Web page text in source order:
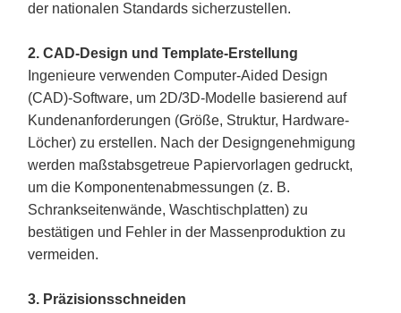
der nationalen Standards sicherzustellen.
2. CAD-Design und Template-Erstellung
Ingenieure verwenden Computer-Aided Design
(CAD)-Software, um 2D/3D-Modelle basierend auf
Kundenanforderungen (Größe, Struktur, Hardware-
Löcher) zu erstellen. Nach der Designgenehmigung
werden maßstabsgetreue Papiervorlagen gedruckt,
um die Komponentenabmessungen (z. B.
Schrankseitenwände, Waschtischplatten) zu
bestätigen und Fehler in der Massenproduktion zu
vermeiden.
3. Präzisionsschneiden